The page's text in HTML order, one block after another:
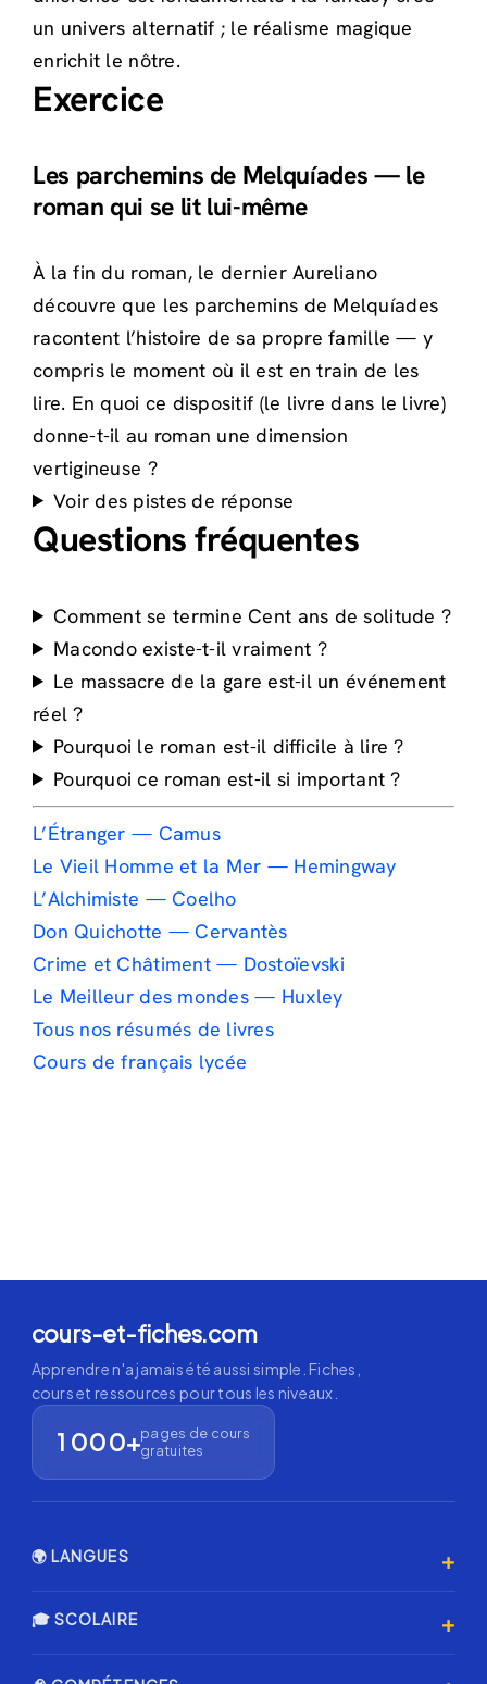
un univers alternatif ; le réalisme magique
enrichit le nôtre.
Exercice
Les parchemins de Melquíades — le
roman qui se lit lui-même
À la fin du roman, le dernier Aureliano
découvre que les parchemins de Melquíades
racontent l’histoire de sa propre famille — y
compris le moment où il est en train de les
lire. En quoi ce dispositif (le livre dans le livre)
donne-t-il au roman une dimension
vertigineuse ?
Voir des pistes de réponse
Questions fréquentes
Comment se termine Cent ans de solitude ?
Macondo existe-t-il vraiment ?
Le massacre de la gare est-il un événement
réel ?
Pourquoi le roman est-il difficile à lire ?
Pourquoi ce roman est-il si important ?
L’Étranger — Camus
Le Vieil Homme et la Mer — Hemingway
L’Alchimiste — Coelho
Don Quichotte — Cervantès
Crime et Châtiment — Dostoïevski
Le Meilleur des mondes — Huxley
Tous nos résumés de livres
Cours de français lycée
cours-et-fiches.com
Apprendre n'a jamais été aussi simple. Fiches,
cours et ressources pour tous les niveaux.
1 000+pages de cours
gratuites
🌍 LANGUES +
Anglais 🇬🇧
🎓 SCOLAIRE +